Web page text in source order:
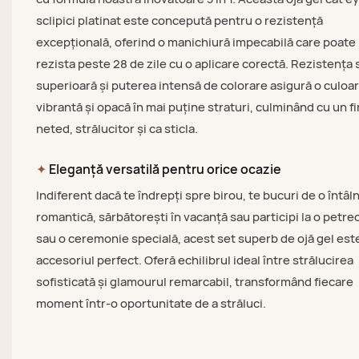
sclipici platinat este concepută pentru o rezistență
excepțională, oferind o manichiură impecabilă care poate
rezista peste 28 de zile cu o aplicare corectă. Rezistența
superioară și puterea intensă de colorare asigură o
vibrantă și opacă în mai puține straturi, culminând cu un
neted, strălucitor și ca sticla.
✦ Eleganță versatilă pentru orice ocazie
Indiferent dacă te îndrepți spre birou, te bucuri de o
romantică, sărbătorești în vacanță sau participi la o
sau o ceremonie specială, acest set superb de ojă gel
accesoriul perfect. Oferă echilibrul ideal între strălucirea
sofisticată și glamourul remarcabil, transformând fiecare
moment într-o oportunitate de a străluci.